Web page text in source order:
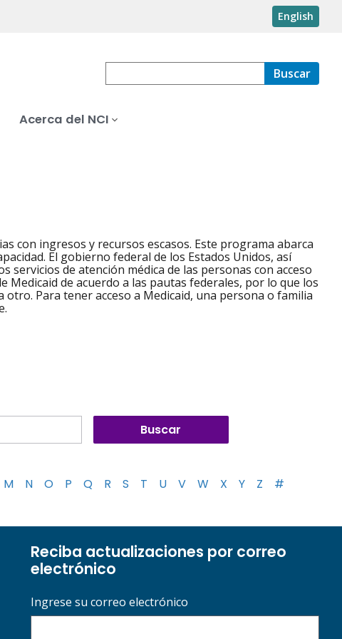
English
Buscar
Acerca del NCI
con ingresos y recursos escasos. Este programa abarca
El gobierno federal de los Estados Unidos, así
de atención médica de las personas con acceso
de acuerdo a las pautas federales, por lo que los
Para tener acceso a Medicaid, una persona o familia
M N O P Q R S T U V W X Y Z #
Reciba actualizaciones por correo
electrónico
Ingrese su correo electrónico